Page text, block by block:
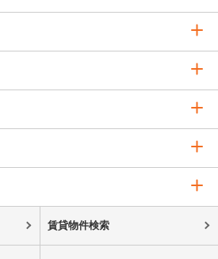
賃貸物件検索